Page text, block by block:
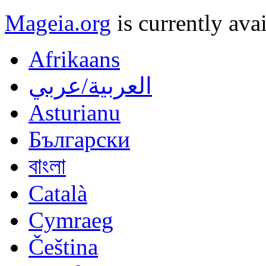
Mageia.org is currently
Afrikaans
العربية/عربي
Asturianu
Български
বাংলা
Català
Cymraeg
Čeština